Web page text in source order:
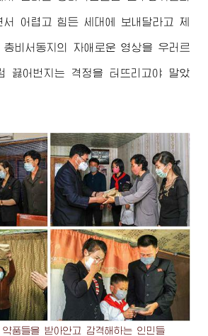
서 어렵고 힘든 세대에 보내달라고 제
총비서동지의 자애로운 영상을 우러르
끓어번지는 격정을 터뜨리고야 말았
품들을 받아안고 감격해하는 인민들